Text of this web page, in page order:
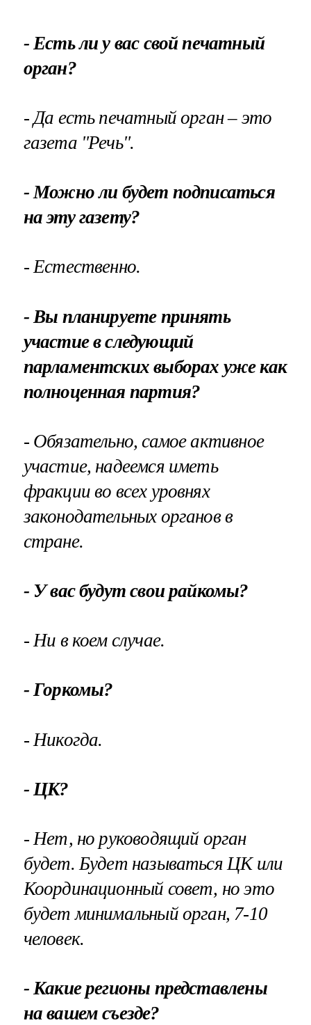
- Есть ли у вас свой печатный
орган?
- Да есть печатный орган – это
газета "Речь".
- Можно ли будет подписаться
на эту газету?
- Естественно.
- Вы планируете принять
участие в следующий
парламентских выборах уже как
полноценная партия?
- Обязательно, самое активное
участие, надеемся иметь
фракции во всех уровнях
законодательных органов в
стране.
- У вас будут свои райкомы?
- Ни в коем случае.
- Горкомы?
- Никогда.
- ЦК?
- Нет, но руководящий орган
будет. Будет называться ЦК или
Координационный совет, но это
будет минимальный орган, 7-10
человек.
- Какие регионы представлены
на вашем съезде?